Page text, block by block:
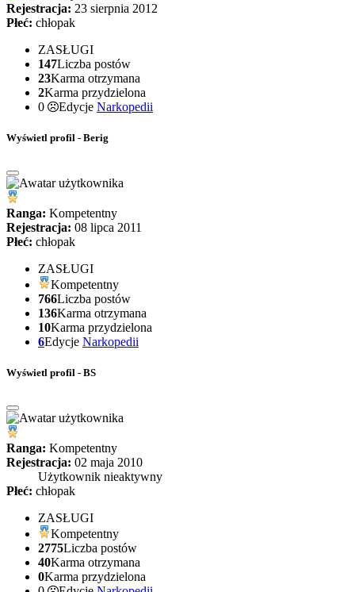
Rejestracja: 23 sierpnia 2012
Płeć: chłopak
ZASŁUGI
147Liczba postów
23Karma otrzymana
2Karma przydzielona
0
Edycje Narkopedii
Wyświetl profil - Berig
Ranga: Kompetentny
Rejestracja: 08 lipca 2011
Płeć: chłopak
ZASŁUGI
Kompetentny
766Liczba postów
136Karma otrzymana
10Karma przydzielona
6Edycje Narkopedii
Wyświetl profil - BS
Ranga: Kompetentny
Rejestracja: 02 maja 2010
Użytkownik nieaktywny
Płeć: chłopak
ZASŁUGI
Kompetentny
2775Liczba postów
40Karma otrzymana
0Karma przydzielona